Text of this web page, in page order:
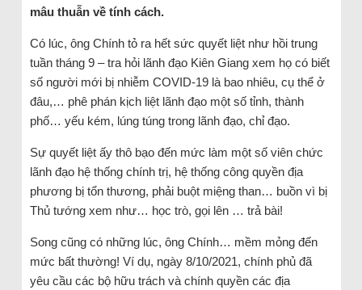
mâu thuẫn về tính cách.
Có lúc, ông Chính tỏ ra hết sức quyết liệt như hồi trung
tuần tháng 9 – tra hỏi lãnh đạo Kiên Giang xem họ có biết
số người mới bị nhiễm COVID-19 là bao nhiêu, cụ thể ở
đâu,… phê phán kịch liệt lãnh đạo một số tỉnh, thành
phố… yếu kém, lúng túng trong lãnh đạo, chỉ đạo.
Sự quyết liệt ấy thô bạo đến mức làm một số viên chức
lãnh đạo hệ thống chính trị, hệ thống công quyền địa
phương bị tổn thương, phải buột miệng than… buồn vì bị
Thủ tướng xem như… học trò, gọi lên … trả bài!
Song cũng có những lúc, ông Chính… mềm mỏng đến
mức bất thường! Ví dụ, ngày 8/10/2021, chính phủ đã
yêu cầu các bộ hữu trách và chính quyền các địa